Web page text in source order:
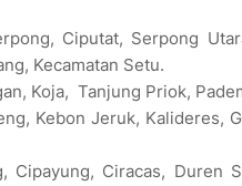
Ciputat, Serpong
Kecamatan Setu.
Koja, Tanjung Priok,
Kebon Jeruk, Kalideres,
Cipayung, Ciracas, Duren